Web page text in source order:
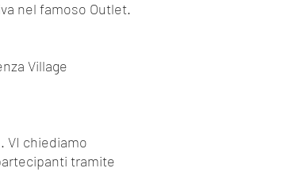
nel famoso Outlet.
Village
VI chiediamo
tramite